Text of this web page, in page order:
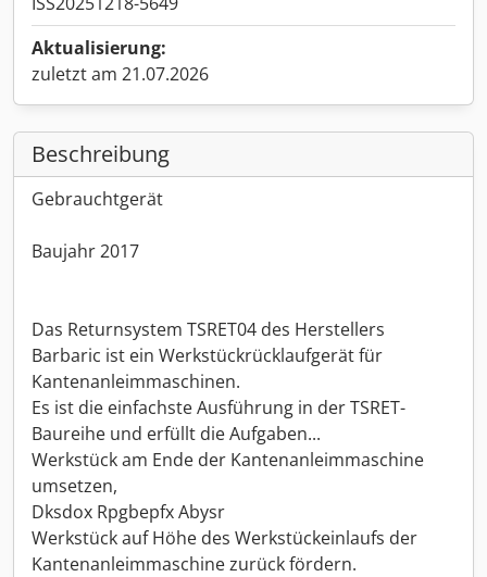
Aktualisierung:
zuletzt am 21.07.2026
Beschreibung
Gebrauchtgerät
Baujahr 2017
Das Returnsystem TSRET04 des Herstellers
Barbaric ist ein Werkstückrücklaufgerät für
Kantenanleimmaschinen.
Es ist die einfachste Ausführung in der TSRET-
Baureihe und erfüllt die Aufgaben...
Werkstück am Ende der Kantenanleimmaschine
umsetzen,
Dksdox Rpgbepfx Abysr
Werkstück auf Höhe des Werkstückeinlaufs der
Kantenanleimmaschine zurück fördern.